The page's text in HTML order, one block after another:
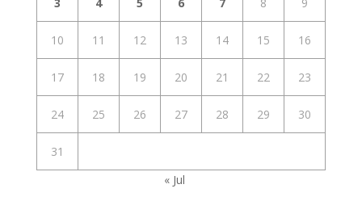
10 11 12 13 14 15 16
17 18 19 20 21 22 23
24 25 26 27 28 29 30
31
« Jul